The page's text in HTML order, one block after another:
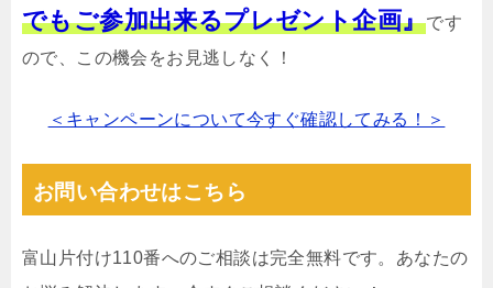
でもご参加出来るプレゼント企画』です
ので、この機会をお見逃しなく！
＜キャンペーンについて今すぐ確認してみる！＞
お問い合わせはこちら
富山片付け110番へのご相談は完全無料です。あなたの